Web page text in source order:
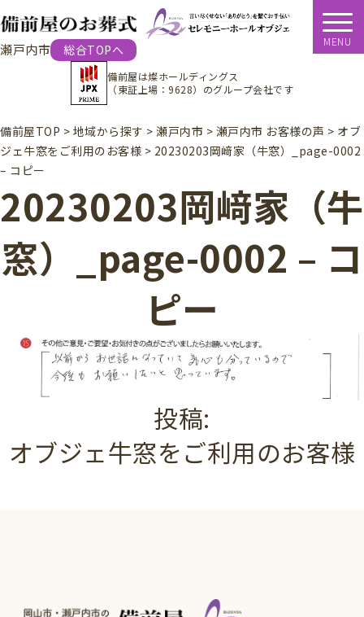
総合TOPへ
瀬戸内市
備前屋は燦ホールディングス
（東証上場：9628） のグループ会社です
MENU
備前屋TOP > 地域から探す > 瀬戸内市 > 瀬戸内市 お客様の声 > オブ
ジェ牛窓をご利用のお客様 > 20230203岡﨑家（牛窓）_page-0002
– コピー
20230203岡﨑家（牛
窓）_page-0002 – コ
ピー
投稿:
オブジェ牛窓をご利用のお客様